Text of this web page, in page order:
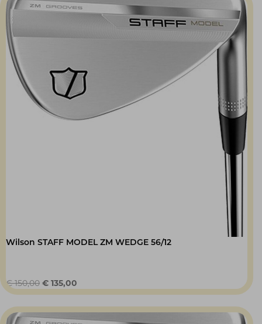
Wilson STAFF MODEL ZM WEDGE 56/12
€150,00 Oorspronkelijke
prijs
was:
€ 150,00.
€ 135,00
prijs
is:
€ 135,00.